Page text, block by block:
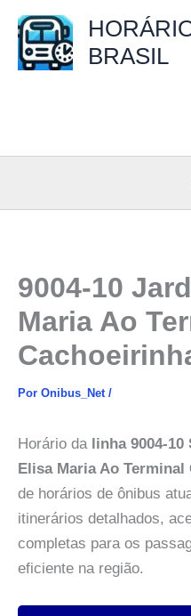
para
BRASIL
9004-10
Maria Ao
Por Onibus_Net /
Horário da linha 9004-10
Elisa Maria Ao Terminal
de horários de ônibus
itinerários detalhados,
completas para os
eficiente na região.